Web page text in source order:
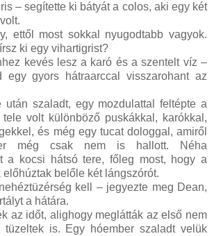
– segítette ki bátyát a colos, aki egy két
ettől most sokkal nyugodtabb vagyok.
ki egy vihartigrist?
kevés lesz a karó és a szentelt víz –
egy gyors hátraarccal visszarohant az
után szaladt, egy mozdulattal feltépte a
tele volt különböző puskákkal, karókkal,
és még egy tucat dologgal, amiről
még csak nem is hallott. Néha
a kocsi hátsó tere, főleg most, hogy a
belőle két lángszórót.
kell – jegyezte meg Dean,
a hátára.
az időt, alighogy meglátták az első nem
tüzeltek is. Egy hóember szaladt velük